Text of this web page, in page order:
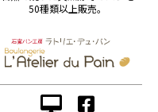
50種類以上販売。